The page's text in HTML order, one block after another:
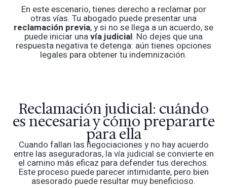
En este escenario, tienes derecho a reclamar por
otras vías. Tu abogado puede presentar una
reclamación previa, y si no se llega a un acuerdo, se
puede iniciar unavía judicial. No dejes que una
respuesta negativa te detenga: aún tienes opciones
legales para obtener tu indemnización.
Reclamación judicial: cuándo
es necesaria y cómo prepararte
para ella
Cuando fallan las negociaciones y no hay acuerdo
entre las aseguradoras, la vía judicial se convierte en
el camino más eficaz para defender tus derechos.
Este proceso puede parecer intimidante, pero bien
asesorado puede resultar muy beneficioso.